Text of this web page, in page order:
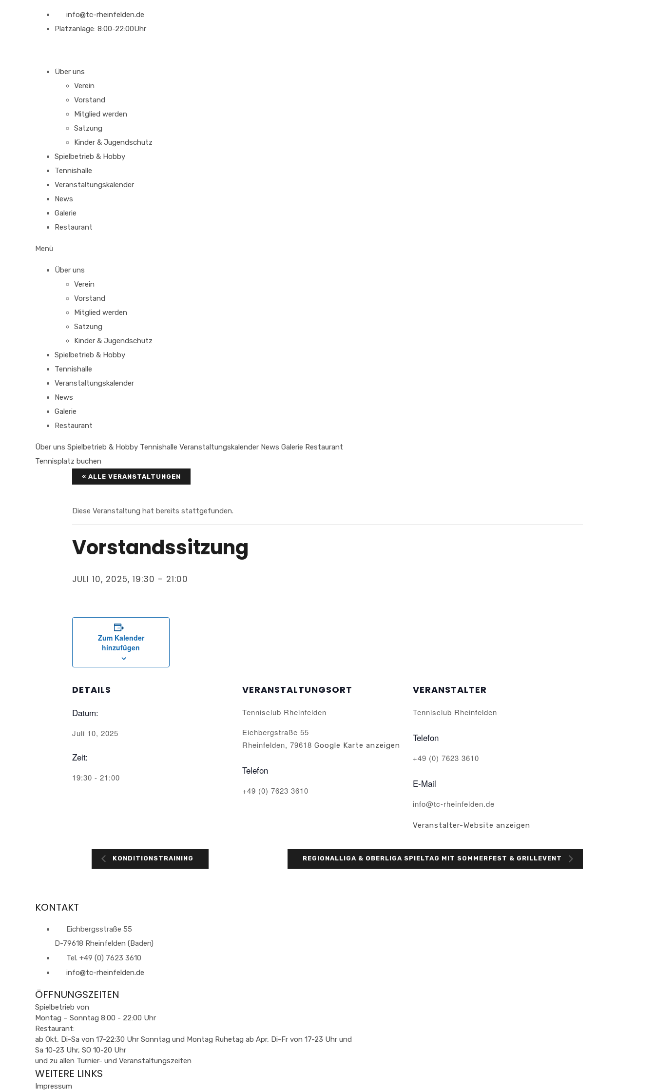
info@tc-rheinfelden.de
Platzanlage: 8:00-22:00Uhr
Über uns
Verein
Vorstand
Mitglied werden
Satzung
Kinder & Jugendschutz
Spielbetrieb & Hobby
Tennishalle
Veranstaltungskalender
News
Galerie
Restaurant
Menü
Über uns
Verein
Vorstand
Mitglied werden
Satzung
Kinder & Jugendschutz
Spielbetrieb & Hobby
Tennishalle
Veranstaltungskalender
News
Galerie
Restaurant
Über uns Spielbetrieb & Hobby Tennishalle Veranstaltungskalender News Galerie Restaurant
Tennisplatz buchen
« ALLE VERANSTALTUNGEN
Diese Veranstaltung hat bereits stattgefunden.
Vorstandssitzung
JULI 10, 2025, 19:30 - 21:00
Zum Kalender
hinzufügen
DETAILS
Datum:
Juli 10, 2025
Zeit:
19:30 - 21:00
VERANSTALTUNGSORT
Tennisclub Rheinfelden
Eichbergstraße 55
Rheinfelden, 79618 Google Karte anzeigen
Telefon
+49 (0) 7623 3610
VERANSTALTER
Tennisclub Rheinfelden
Telefon
+49 (0) 7623 3610
E-Mail
info@tc-rheinfelden.de
Veranstalter-Website anzeigen
KONDITIONSTRAINING REGIONALLIGA & OBERLIGA SPIELTAG MIT SOMMERFEST & GRILLEVENT
KONTAKT
Eichbergsstraße 55
D-79618 Rheinfelden (Baden)
Tel. +49 (0) 7623 3610
info@tc-rheinfelden.de
ÖFFNUNGSZEITEN
Spielbetrieb von
Montag – Sonntag 8:00 - 22:00 Uhr
Restaurant:
ab Okt, Di-Sa von 17-22:30 Uhr Sonntag und Montag Ruhetag ab Apr, Di-Fr von 17-23 Uhr und
Sa 10-23 Uhr, SO 10-20 Uhr
und zu allen Turnier- und Veranstaltungszeiten
WEITERE LINKS
Impressum